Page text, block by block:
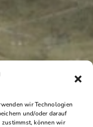
wir Technologien
und/oder darauf
zustimmst, können wir